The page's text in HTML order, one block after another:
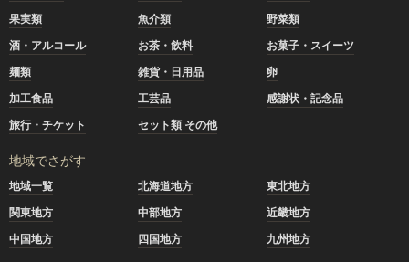
果実類
魚介類
野菜類
酒・アルコール
お茶・飲料
お菓子・スイーツ
麺類
雑貨・日用品
卵
加工食品
工芸品
感謝状・記念品
旅行・チケット
セット類 その他
地域でさがす
地域一覧 北海道地方
東北地方
関東地方
中部地方
近畿地方
中国地方
四国地方 九州地方